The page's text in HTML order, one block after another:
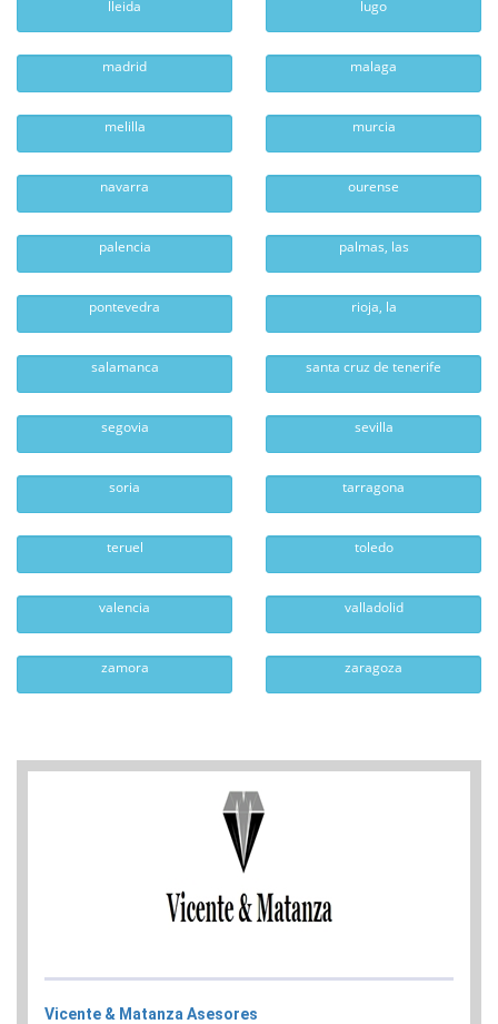
lleida lugo
madrid malaga
melilla murcia
navarra ourense
palencia palmas, las
pontevedra rioja, la
salamanca santa cruz de tenerife
segovia sevilla
soria tarragona
teruel toledo
valencia valladolid
zamora zaragoza
Vicente & Matanza Asesores